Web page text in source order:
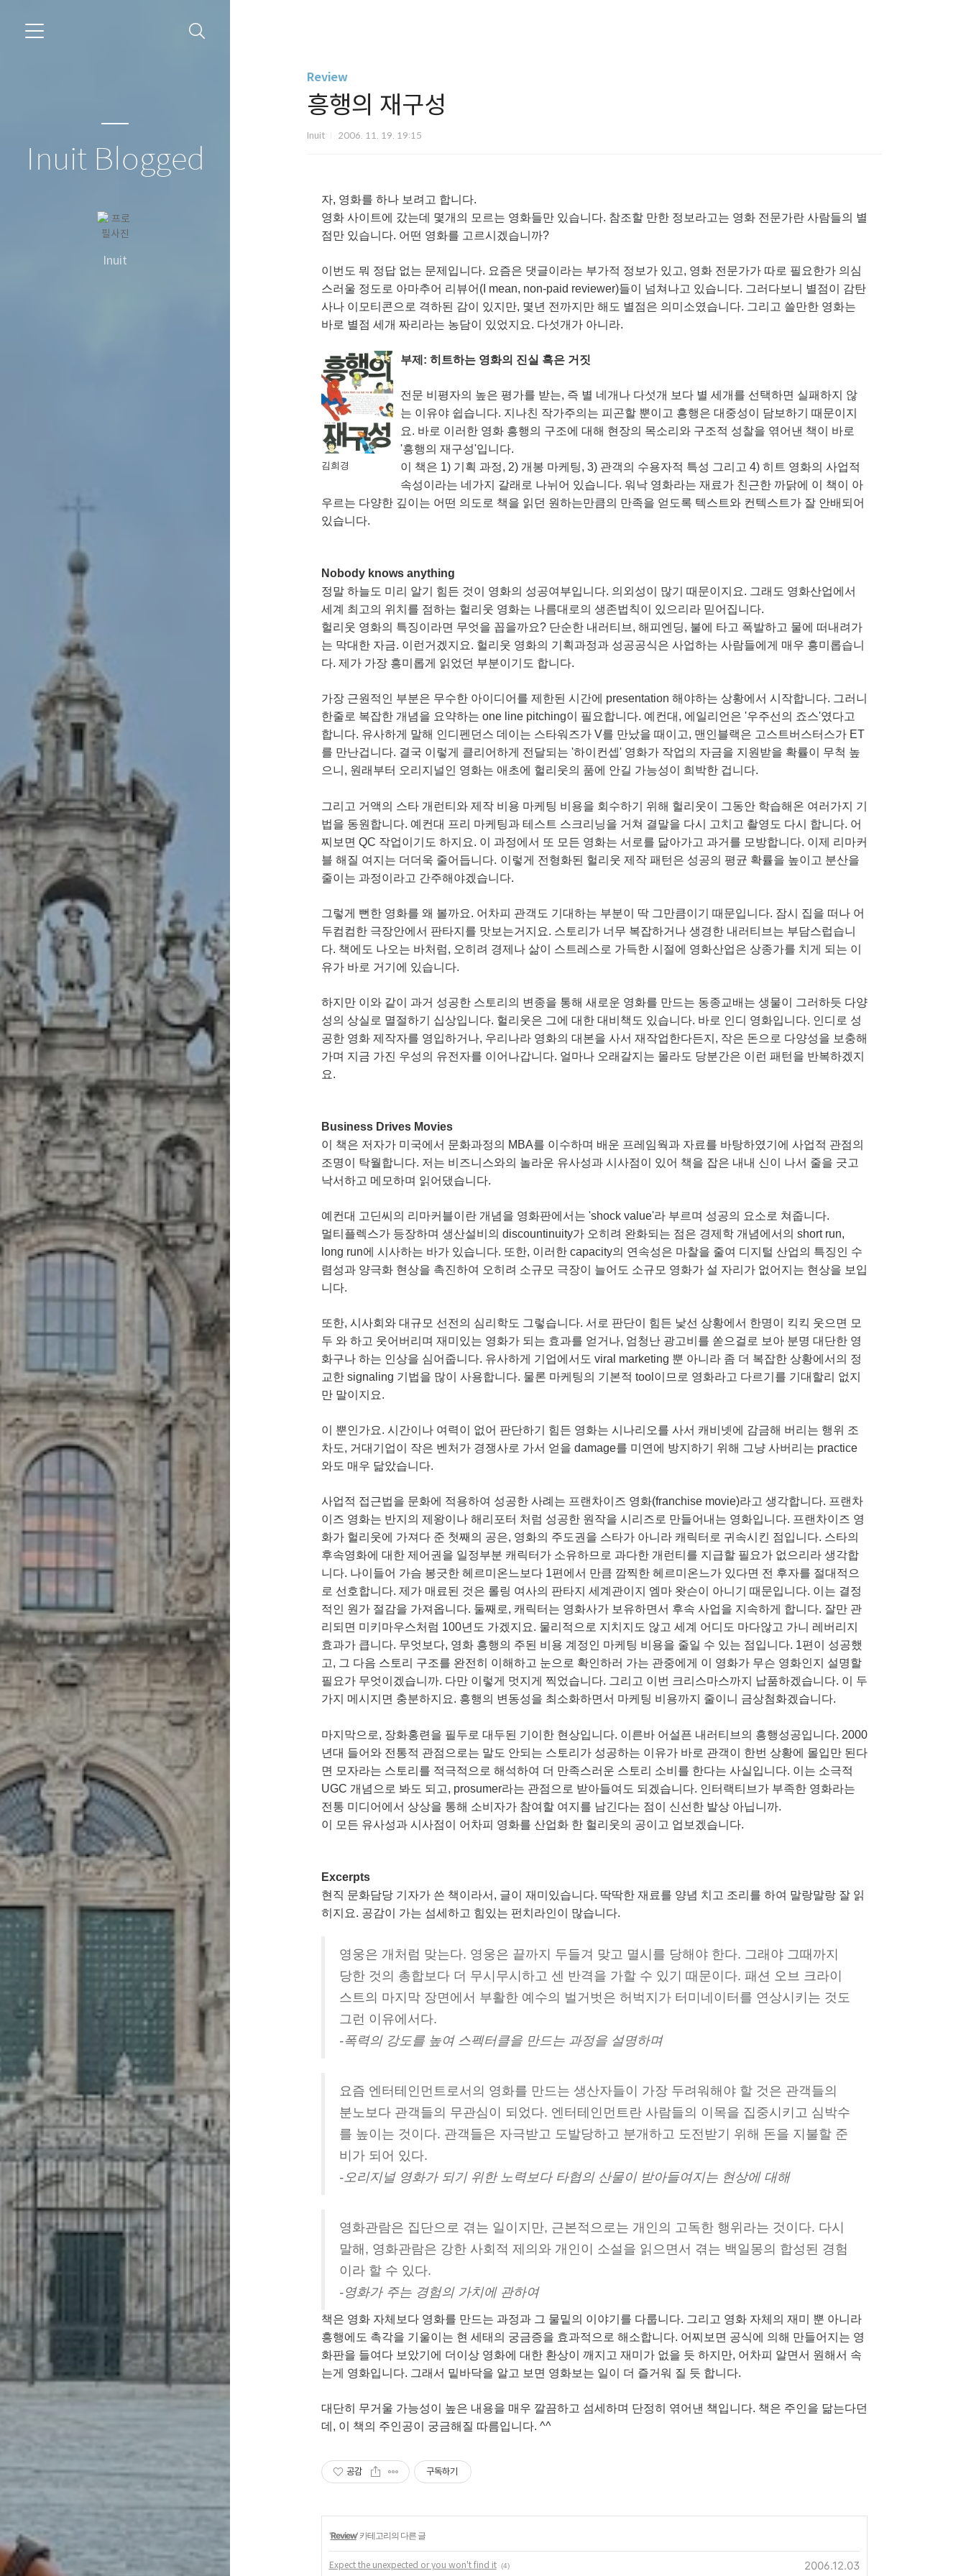
Inuit Blogged
Inuit
Review
흥행의 재구성
Inuit 2006. 11. 19. 19:15
자, 영화를 하나 보려고 합니다.
영화 사이트에 갔는데 몇개의 모르는 영화들만 있습니다. 참조할 만한 정보라고는 영화 전문가란 사람들의 별
점만 있습니다. 어떤 영화를 고르시겠습니까?
이번도 뭐 정답 없는 문제입니다. 요즘은 댓글이라는 부가적 정보가 있고, 영화 전문가가 따로 필요한가 의심
스러울 정도로 아마추어 리뷰어(I mean, non-paid reviewer)들이 넘쳐나고 있습니다. 그러다보니 별점이 감탄
사나 이모티콘으로 격하된 감이 있지만, 몇년 전까지만 해도 별점은 의미소였습니다. 그리고 쓸만한 영화는
바로 별점 세개 짜리라는 농담이 있었지요. 다섯개가 아니라.
김희경
부제: 히트하는 영화의 진실 혹은 거짓
전문 비평자의 높은 평가를 받는, 즉 별 네개나 다섯개 보다 별 세개를 선택하면 실패하지 않
는 이유야 쉽습니다. 지나친 작가주의는 피곤할 뿐이고 흥행은 대중성이 담보하기 때문이지
요. 바로 이러한 영화 흥행의 구조에 대해 현장의 목소리와 구조적 성찰을 엮어낸 책이 바로
'흥행의 재구성'입니다.
이 책은 1) 기획 과정, 2) 개봉 마케팅, 3) 관객의 수용자적 특성 그리고 4) 히트 영화의 사업적
속성이라는 네가지 갈래로 나뉘어 있습니다. 워낙 영화라는 재료가 친근한 까닭에 이 책이 아
우르는 다양한 깊이는 어떤 의도로 책을 읽던 원하는만큼의 만족을 얻도록 텍스트와 컨텍스트가 잘 안배되어
있습니다.
Nobody knows anything
정말 하늘도 미리 알기 힘든 것이 영화의 성공여부입니다. 의외성이 많기 때문이지요. 그래도 영화산업에서
세계 최고의 위치를 점하는 헐리웃 영화는 나름대로의 생존법칙이 있으리라 믿어집니다.
헐리웃 영화의 특징이라면 무엇을 꼽을까요? 단순한 내러티브, 해피엔딩, 불에 타고 폭발하고 물에 떠내려가
는 막대한 자금. 이런거겠지요. 헐리웃 영화의 기획과정과 성공공식은 사업하는 사람들에게 매우 흥미롭습니
다. 제가 가장 흥미롭게 읽었던 부분이기도 합니다.
가장 근원적인 부분은 무수한 아이디어를 제한된 시간에 presentation 해야하는 상황에서 시작합니다. 그러니
한줄로 복잡한 개념을 요약하는 one line pitching이 필요합니다. 예컨대, 에일리언은 '우주선의 죠스'였다고
합니다. 유사하게 말해 인디펜던스 데이는 스타워즈가 V를 만났을 때이고, 맨인블랙은 고스트버스터스가 ET
를 만난겁니다. 결국 이렇게 클리어하게 전달되는 '하이컨셉' 영화가 작업의 자금을 지원받을 확률이 무척 높
으니, 원래부터 오리지널인 영화는 애초에 헐리웃의 품에 안길 가능성이 희박한 겁니다.
그리고 거액의 스타 개런티와 제작 비용 마케팅 비용을 회수하기 위해 헐리웃이 그동안 학습해온 여러가지 기
법을 동원합니다. 예컨대 프리 마케팅과 테스트 스크리닝을 거쳐 결말을 다시 고치고 촬영도 다시 합니다. 어
찌보면 QC 작업이기도 하지요. 이 과정에서 또 모든 영화는 서로를 닮아가고 과거를 모방합니다. 이제 리마커
블 해질 여지는 더더욱 줄어듭니다. 이렇게 전형화된 헐리웃 제작 패턴은 성공의 평균 확률을 높이고 분산을
줄이는 과정이라고 간주해야겠습니다.
그렇게 뻔한 영화를 왜 볼까요. 어차피 관객도 기대하는 부분이 딱 그만큼이기 때문입니다. 잠시 집을 떠나 어
두컴컴한 극장안에서 판타지를 맛보는거지요. 스토리가 너무 복잡하거나 생경한 내러티브는 부담스럽습니
다. 책에도 나오는 바처럼, 오히려 경제나 삶이 스트레스로 가득한 시절에 영화산업은 상종가를 치게 되는 이
유가 바로 거기에 있습니다.
하지만 이와 같이 과거 성공한 스토리의 변종을 통해 새로운 영화를 만드는 동종교배는 생물이 그러하듯 다양
성의 상실로 멸절하기 십상입니다. 헐리웃은 그에 대한 대비책도 있습니다. 바로 인디 영화입니다. 인디로 성
공한 영화 제작자를 영입하거나, 우리나라 영화의 대본을 사서 재작업한다든지, 작은 돈으로 다양성을 보충해
가며 지금 가진 우성의 유전자를 이어나갑니다. 얼마나 오래갈지는 몰라도 당분간은 이런 패턴을 반복하겠지
요.
Business Drives Movies
이 책은 저자가 미국에서 문화과정의 MBA를 이수하며 배운 프레임웍과 자료를 바탕하였기에 사업적 관점의
조명이 탁월합니다. 저는 비즈니스와의 놀라운 유사성과 시사점이 있어 책을 잡은 내내 신이 나서 줄을 긋고
낙서하고 메모하며 읽어댔습니다.
예컨대 고딘씨의 리마커블이란 개념을 영화판에서는 'shock value'라 부르며 성공의 요소로 쳐줍니다.
멀티플렉스가 등장하며 생산설비의 discountinuity가 오히려 완화되는 점은 경제학 개념에서의 short run,
long run에 시사하는 바가 있습니다. 또한, 이러한 capacity의 연속성은 마찰을 줄여 디지털 산업의 특징인 수
렴성과 양극화 현상을 촉진하여 오히려 소규모 극장이 늘어도 소규모 영화가 설 자리가 없어지는 현상을 보입
니다.
또한, 시사회와 대규모 선전의 심리학도 그렇습니다. 서로 판단이 힘든 낯선 상황에서 한명이 킥킥 웃으면 모
두 와 하고 웃어버리며 재미있는 영화가 되는 효과를 얻거나, 엄청난 광고비를 쏟으걸로 보아 분명 대단한 영
화구나 하는 인상을 심어줍니다. 유사하게 기업에서도 viral marketing 뿐 아니라 좀 더 복잡한 상황에서의 정
교한 signaling 기법을 많이 사용합니다. 물론 마케팅의 기본적 tool이므로 영화라고 다르기를 기대할리 없지
만 말이지요.
이 뿐인가요. 시간이나 여력이 없어 판단하기 힘든 영화는 시나리오를 사서 캐비넷에 감금해 버리는 행위 조
차도, 거대기업이 작은 벤처가 경쟁사로 가서 얻을 damage를 미연에 방지하기 위해 그냥 사버리는 practice
와도 매우 닮았습니다.
사업적 접근법을 문화에 적용하여 성공한 사례는 프랜차이즈 영화(franchise movie)라고 생각합니다. 프랜차
이즈 영화는 반지의 제왕이나 해리포터 처럼 성공한 원작을 시리즈로 만들어내는 영화입니다. 프랜차이즈 영
화가 헐리웃에 가져다 준 첫째의 공은, 영화의 주도권을 스타가 아니라 캐릭터로 귀속시킨 점입니다. 스타의
후속영화에 대한 제어권을 일정부분 캐릭터가 소유하므로 과다한 개런티를 지급할 필요가 없으리라 생각합
니다. 나이들어 가슴 봉긋한 헤르미온느보다 1편에서 만큼 깜찍한 헤르미온느가 있다면 전 후자를 절대적으
로 선호합니다. 제가 매료된 것은 롤링 여사의 판타지 세계관이지 엠마 왓슨이 아니기 때문입니다. 이는 결정
적인 원가 절감을 가져옵니다. 둘째로, 캐릭터는 영화사가 보유하면서 후속 사업을 지속하게 합니다. 잘만 관
리되면 미키마우스처럼 100년도 가겠지요. 물리적으로 지치지도 않고 세계 어디도 마다않고 가니 레버리지
효과가 큽니다. 무엇보다, 영화 흥행의 주된 비용 계정인 마케팅 비용을 줄일 수 있는 점입니다. 1편이 성공했
고, 그 다음 스토리 구조를 완전히 이해하고 눈으로 확인하러 가는 관중에게 이 영화가 무슨 영화인지 설명할
필요가 무엇이겠습니까. 다만 이렇게 멋지게 찍었습니다. 그리고 이번 크리스마스까지 납품하겠습니다. 이 두
가지 메시지면 충분하지요. 흥행의 변동성을 최소화하면서 마케팅 비용까지 줄이니 금상첨화겠습니다.
마지막으로, 장화홍련을 필두로 대두된 기이한 현상입니다. 이른바 어설픈 내러티브의 흥행성공입니다. 2000
년대 들어와 전통적 관점으로는 말도 안되는 스토리가 성공하는 이유가 바로 관객이 한번 상황에 몰입만 된다
면 모자라는 스토리를 적극적으로 해석하여 더 만족스러운 스토리 소비를 한다는 사실입니다. 이는 소극적
UGC 개념으로 봐도 되고, prosumer라는 관점으로 받아들여도 되겠습니다. 인터랙티브가 부족한 영화라는
전통 미디어에서 상상을 통해 소비자가 참여할 여지를 남긴다는 점이 신선한 발상 아닙니까.
이 모든 유사성과 시사점이 어차피 영화를 산업화 한 헐리웃의 공이고 업보겠습니다.
Excerpts
현직 문화담당 기자가 쓴 책이라서, 글이 재미있습니다. 딱딱한 재료를 양념 치고 조리를 하여 말랑말랑 잘 읽
히지요. 공감이 가는 섬세하고 힘있는 펀치라인이 많습니다.
영웅은 개처럼 맞는다. 영웅은 끝까지 두들겨 맞고 멸시를 당해야 한다. 그래야 그때까지
당한 것의 총합보다 더 무시무시하고 센 반격을 가할 수 있기 때문이다. 패션 오브 크라이
스트의 마지막 장면에서 부활한 예수의 벌거벗은 허벅지가 터미네이터를 연상시키는 것도
그런 이유에서다.
-폭력의 강도를 높여 스펙터클을 만드는 과정을 설명하며
요즘 엔터테인먼트로서의 영화를 만드는 생산자들이 가장 두려워해야 할 것은 관객들의
분노보다 관객들의 무관심이 되었다. 엔터테인먼트란 사람들의 이목을 집중시키고 심박수
를 높이는 것이다. 관객들은 자극받고 도발당하고 분개하고 도전받기 위해 돈을 지불할 준
비가 되어 있다.
-오리지널 영화가 되기 위한 노력보다 타협의 산물이 받아들여지는 현상에 대해
영화관람은 집단으로 겪는 일이지만, 근본적으로는 개인의 고독한 행위라는 것이다. 다시
말해, 영화관람은 강한 사회적 제의와 개인이 소설을 읽으면서 겪는 백일몽의 합성된 경험
이라 할 수 있다.
-영화가 주는 경험의 가치에 관하여
책은 영화 자체보다 영화를 만드는 과정과 그 물밑의 이야기를 다룹니다. 그리고 영화 자체의 재미 뿐 아니라
흥행에도 촉각을 기울이는 현 세태의 궁금증을 효과적으로 해소합니다. 어찌보면 공식에 의해 만들어지는 영
화판을 들여다 보았기에 더이상 영화에 대한 환상이 깨지고 재미가 없을 듯 하지만, 어차피 알면서 원해서 속
는게 영화입니다. 그래서 밑바닥을 알고 보면 영화보는 일이 더 즐거워 질 듯 합니다.
대단히 무거울 가능성이 높은 내용을 매우 깔끔하고 섬세하며 단정히 엮어낸 책입니다. 책은 주인을 닮는다던
데, 이 책의 주인공이 궁금해질 따름입니다. ^^
공감 구독하기
'Review' 카테고리의 다른 글
Expect the unexpected or you won't find it (4)
2006.12.03